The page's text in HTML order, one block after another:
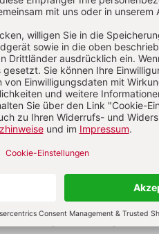
Von Dagmar Hein
Mehr zu 7/2017
6/2017
Ein Beruf im Wandel:
Anspruch und
Von Regina Remsperger-Kehm